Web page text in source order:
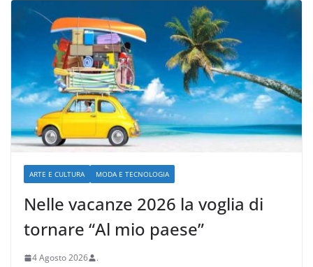
ARTE E CULTURA MODA E TECNOLOGIA
Nelle vacanze 2026 la voglia di
tornare “Al mio paese”
4 Agosto 2026 .